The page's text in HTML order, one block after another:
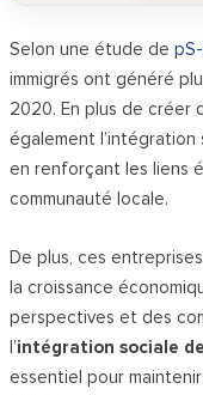
Selon une étude de
immigrés ont généré
2020. En plus de créer
également
en renforçant les liens
communauté locale.
De plus, ces
la croissance
perspectives et des
l’intégration sociale
essentiel pour